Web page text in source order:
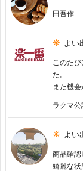
田吾作
よい
このた
た。
また機
ラクマ
よい
商品確認
綺麗な状